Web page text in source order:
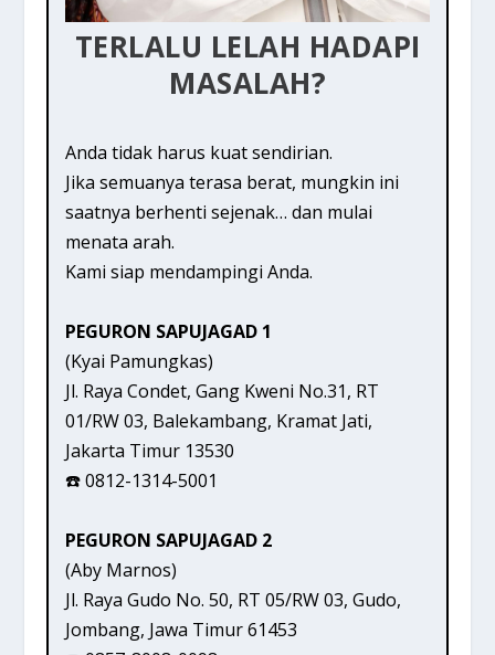
TERLALU LELAH HADAPI
MASALAH?
Anda tidak harus kuat sendirian.
Jika semuanya terasa berat, mungkin ini
saatnya berhenti sejenak… dan mulai
menata arah.
Kami siap mendampingi Anda.
PEGURON SAPUJAGAD 1
(Kyai Pamungkas)
Jl. Raya Condet, Gang Kweni No.31, RT
01/RW 03, Balekambang, Kramat Jati,
Jakarta Timur 13530
☎️ 0812-1314-5001
PEGURON SAPUJAGAD 2
(Aby Marnos)
Jl. Raya Gudo No. 50, RT 05/RW 03, Gudo,
Jombang, Jawa Timur 61453